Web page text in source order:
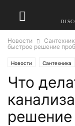
Новости
быстрое решение
Новости Сантехника
Что